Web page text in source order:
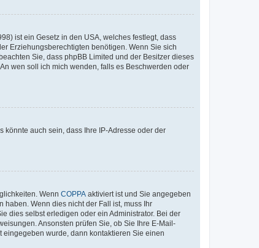
ist ein Gesetz in den USA, welches festlegt, dass
Erziehungsberechtigten benötigen. Wenn Sie sich
Sie, dass phpBB Limited und der Besitzer dieses
wen soll ich mich wenden, falls es Beschwerden oder
auch sein, dass Ihre IP-Adresse oder der
Wenn COPPA aktiviert ist und Sie angegeben
Wenn dies nicht der Fall ist, muss Ihr
dies selbst erledigen oder ein Administrator. Bei der
Ansonsten prüfen Sie, ob Sie Ihre E-Mail-
wurde, dann kontaktieren Sie einen